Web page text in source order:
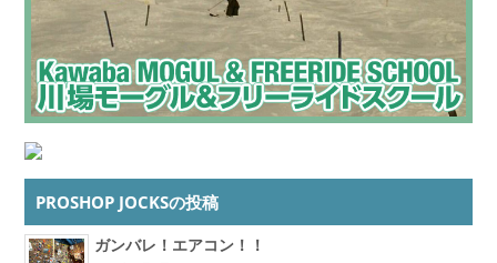
PROSHOP JOCKSの投稿
ガンバレ！エアコン！！